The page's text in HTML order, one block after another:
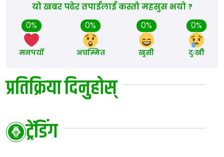
यो खबर पढेर तपाईलाई कस्तो महसुस भयो ?
0%
मनपर्यो
0%
अचम्मित
0%
खुसी
0%
दुःखी
प्रतिक्रिया दिनुहोस्
ट्रेंडिंग